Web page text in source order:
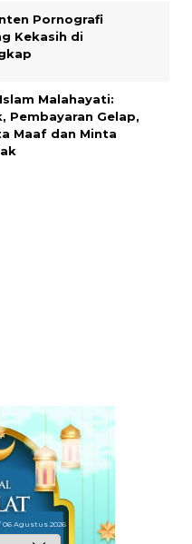
Pornografi
Kekasih di
Malahayati:
Pembayaran Gelap,
Maaf dan Minta
06 Agustus 2026